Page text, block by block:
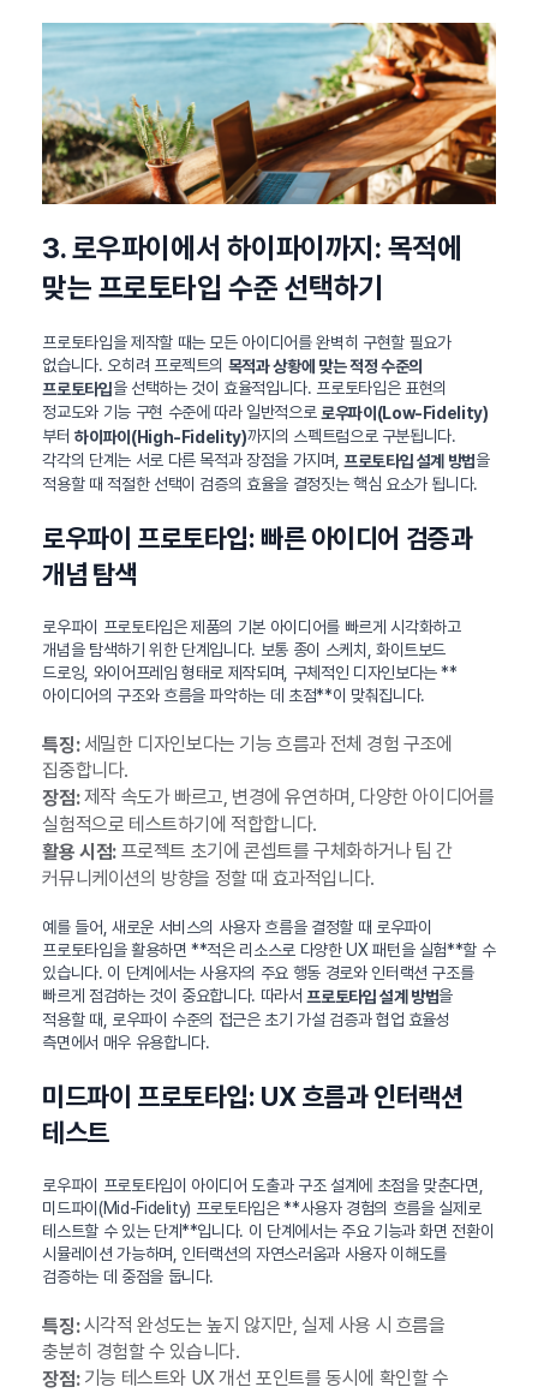
3. 로우파이에서 하이파이까지: 목적에
맞는 프로토타입 수준 선택하기
프로토타입을 제작할 때는 모든 아이디어를 완벽히 구현할 필요가
없습니다. 오히려 프로젝트의 목적과 상황에 맞는 적정 수준의
프로토타입을 선택하는 것이 효율적입니다. 프로토타입은 표현의
정교도와 기능 구현 수준에 따라 일반적으로로우파이(Low-Fidelity)
부터하이파이(High-Fidelity)까지의 스펙트럼으로 구분됩니다.
각각의 단계는 서로 다른 목적과 장점을 가지며, 프로토타입 설계 방법을
적용할 때 적절한 선택이 검증의 효율을 결정짓는 핵심 요소가 됩니다.
로우파이 프로토타입: 빠른 아이디어 검증과
개념 탐색
로우파이 프로토타입은 제품의 기본 아이디어를 빠르게 시각화하고
개념을 탐색하기 위한 단계입니다. 보통 종이 스케치, 화이트보드
드로잉, 와이어프레임 형태로 제작되며, 구체적인 디자인보다는 **
아이디어의 구조와 흐름을 파악하는 데 초점**이 맞춰집니다.
특징:세밀한 디자인보다는 기능 흐름과 전체 경험 구조에
집중합니다.
장점:제작 속도가 빠르고, 변경에 유연하며, 다양한 아이디어를
실험적으로 테스트하기에 적합합니다.
활용 시점:프로젝트 초기에 콘셉트를 구체화하거나 팀 간
커뮤니케이션의 방향을 정할 때 효과적입니다.
예를 들어, 새로운 서비스의 사용자 흐름을 결정할 때 로우파이
프로토타입을 활용하면 **적은 리소스로 다양한 UX 패턴을 실험**할 수
있습니다. 이 단계에서는 사용자의 주요 행동 경로와 인터랙션 구조를
빠르게 점검하는 것이 중요합니다. 따라서 프로토타입 설계 방법을
적용할 때, 로우파이 수준의 접근은 초기 가설 검증과 협업 효율성
측면에서 매우 유용합니다.
미드파이 프로토타입: UX 흐름과 인터랙션
테스트
로우파이 프로토타입이 아이디어 도출과 구조 설계에 초점을 맞춘다면,
미드파이(Mid-Fidelity) 프로토타입은 **사용자 경험의 흐름을 실제로
테스트할 수 있는 단계**입니다. 이 단계에서는 주요 기능과 화면 전환이
시뮬레이션 가능하며, 인터랙션의 자연스러움과 사용자 이해도를
검증하는 데 중점을 둡니다.
특징:시각적 완성도는 높지 않지만, 실제 사용 시 흐름을
충분히 경험할 수 있습니다.
장점:기능 테스트와 UX 개선 포인트를 동시에 확인할 수